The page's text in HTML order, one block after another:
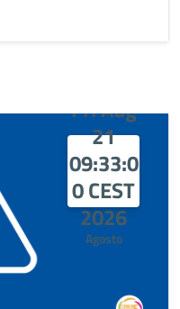
Fri Aug
21
09:33:0
0 CEST
2026
Agosto